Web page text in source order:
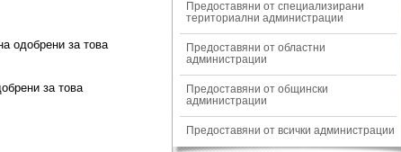
одобрени за това
за това
Предоставяни от специализирани
териториални администрации
Предоставяни от областни
администрации
Предоставяни от общински
администрации
Предоставяни от всички администрации